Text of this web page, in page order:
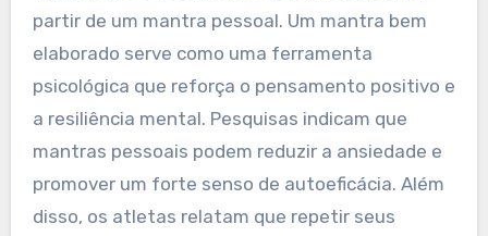
partir de um mantra pessoal. Um mantra bem
elaborado serve como uma ferramenta
psicológica que reforça o pensamento positivo e
a resiliência mental. Pesquisas indicam que
mantras pessoais podem reduzir a ansiedade e
promover um forte senso de autoeficácia. Além
disso, os atletas relatam que repetir seus